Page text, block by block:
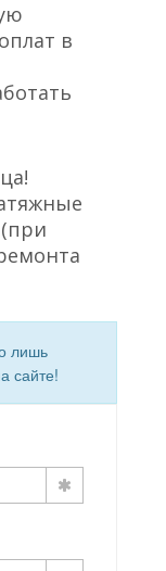
в
(при
лишь
сайте!